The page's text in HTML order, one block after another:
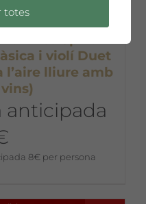
i violí Duet
l’aire lliure amb
anticipada
8€ per persona
totes